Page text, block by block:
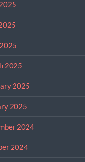
2025
2025
2025
2024
2024